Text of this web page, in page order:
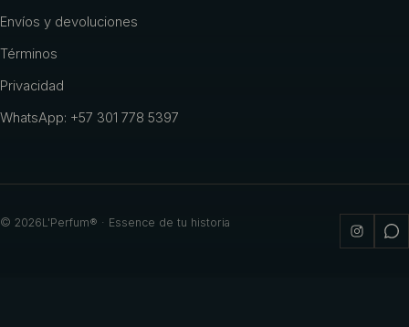
Envíos y devoluciones
Términos
Privacidad
WhatsApp: +57 301 778 5397
© 2026L'Perfum® · Essence de tu historia